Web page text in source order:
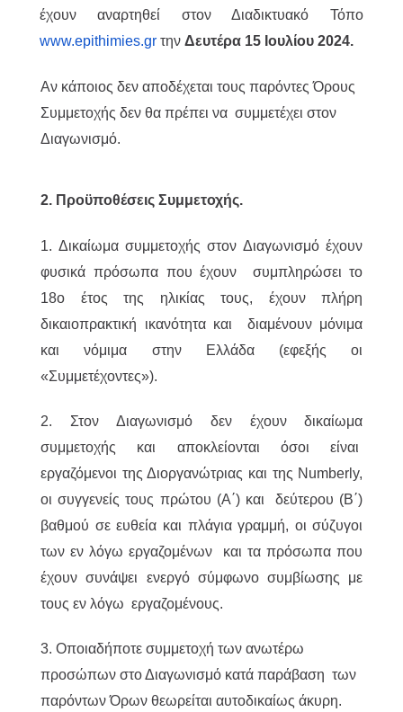
έχουν αναρτηθεί στον Διαδικτυακό Τόπο
www.epithimies.gr την Δευτέρα 15 Ιουλίου 2024.
Αν κάποιος δεν αποδέχεται τους παρόντες Όρους
Συμμετοχής δεν θα πρέπει να συμμετέχει στον
Διαγωνισμό.
2. Προϋποθέσεις Συμμετοχής.
1. Δικαίωμα συμμετοχής στον Διαγωνισμό έχουν
φυσικά πρόσωπα που έχουν συμπληρώσει το
18ο έτος της ηλικίας τους, έχουν πλήρη
δικαιοπρακτική ικανότητα και διαμένουν μόνιμα
και νόμιμα στην Ελλάδα (εφεξής οι
«Συμμετέχοντες»).
2. Στον Διαγωνισμό δεν έχουν δικαίωμα
συμμετοχής και αποκλείονται όσοι είναι
εργαζόμενοι της Διοργανώτριας και της Numberly,
οι συγγενείς τους πρώτου (Α΄) και δεύτερου (Β΄)
βαθμού σε ευθεία και πλάγια γραμμή, οι σύζυγοι
των εν λόγω εργαζομένων και τα πρόσωπα που
έχουν συνάψει ενεργό σύμφωνο συμβίωσης με
τους εν λόγω εργαζομένους.
3. Οποιαδήποτε συμμετοχή των ανωτέρω
προσώπων στο Διαγωνισμό κατά παράβαση των
παρόντων Όρων θεωρείται αυτοδικαίως άκυρη.